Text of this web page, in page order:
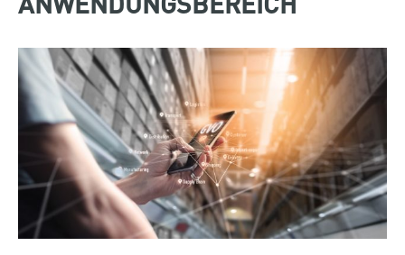
ANWENDUNGSBEREICH